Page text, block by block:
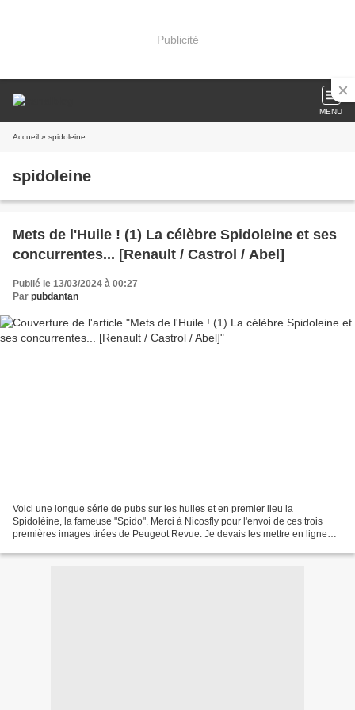
Publicité
MENU
Accueil » spidoleine
spidoleine
Mets de l'Huile ! (1) La célèbre Spidoleine et ses
concurrentes... [Renault / Castrol / Abel]
Publié le 13/03/2024 à 00:27
Par pubdantan
Voici une longue série de pubs sur les huiles et en premier lieu la
Spidoléine, la fameuse "Spido". Merci à Nicosfly pour l'envoi de ces trois
premières images tirées de Peugeot Revue. Je devais les mettre en ligne